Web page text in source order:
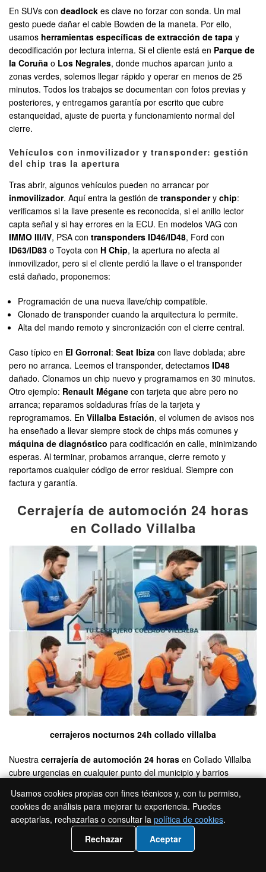
En SUVs con deadlock es clave no forzar con sonda. Un mal
gesto puede dañar el cable Bowden de la maneta. Por ello,
usamos herramientas específicas de extracción de tapa y
decodificación por lectura interna. Si el cliente está en Parque de
la Coruña o Los Negrales, donde muchos aparcan junto a
zonas verdes, solemos llegar rápido y operar en menos de 25
minutos. Todos los trabajos se documentan con fotos previas y
posteriores, y entregamos garantía por escrito que cubre
estanqueidad, ajuste de puerta y funcionamiento normal del
cierre.
Vehículos con inmovilizador y transponder: gestión
del chip tras la apertura
Tras abrir, algunos vehículos pueden no arrancar por
inmovilizador. Aquí entra la gestión de transpondery chip:
verificamos si la llave presente es reconocida, si el anillo lector
capta señal y si hay errores en la ECU. En modelos VAG con
IMMO III/IV, PSA con transponders ID46/ID48, Ford con
ID63/ID83 o Toyota con H Chip, la apertura no afecta al
inmovilizador, pero si el cliente perdió la llave o el transponder
está dañado, proponemos:
Programación de una nueva llave/chip compatible.
Clonado de transponder cuando la arquitectura lo permite.
Alta del mando remoto y sincronización con el cierre central.
Caso típico en El Gorronal: Seat Ibiza con llave doblada; abre
pero no arranca. Leemos el transponder, detectamos ID48
dañado. Clonamos un chip nuevo y programamos en 30 minutos.
Otro ejemplo: Renault Mégane con tarjeta que abre pero no
arranca; reparamos soldaduras frías de la tarjeta y
reprogramamos. En Villalba Estación, el volumen de avisos nos
ha enseñado a llevar siempre stock de chips más comunes y
máquina de diagnóstico para codificación en calle, minimizando
esperas. Al terminar, probamos arranque, cierre remoto y
reportamos cualquier código de error residual. Siempre con
factura y garantía.
Cerrajería de automoción 24 horas
en Collado Villalba
cerrajeros nocturnos 24h collado villalba
Nuestra cerrajería de automoción 24 horas en Collado Villalba
cubre urgencias en cualquier punto del municipio y barrios
tras el último tren, avisos matinales enParque de la Coruñay
desplazamientos a viviendas unifamiliares enLos Negrales
Operamos bajo protocolos de seguridad, legalidad y trazabilidad:
cada intervención queda registrada con hora, lugar, vehículo y
técnico asignado.
📲 Llámanos 919932736
Usamos cookies propias con fines técnicos y, con tu permiso,
cookies de análisis para mejorar tu experiencia. Puedes
aceptarlas, rechazarlas o consultar la política de cookies.
Rechazar
Aceptar